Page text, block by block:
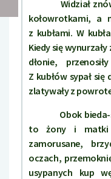
Widział znów,
kołowrotkami, a
z kubłami. W
Kiedy się
dłonie,
Z kubłów sypał
zlatywały z
Obok bieda-
to żony i matki
zamorusane,
oczach,
usypanych kup